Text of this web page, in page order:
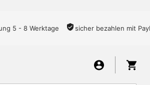
5 - 8 Werktage sicher bezahlen mit